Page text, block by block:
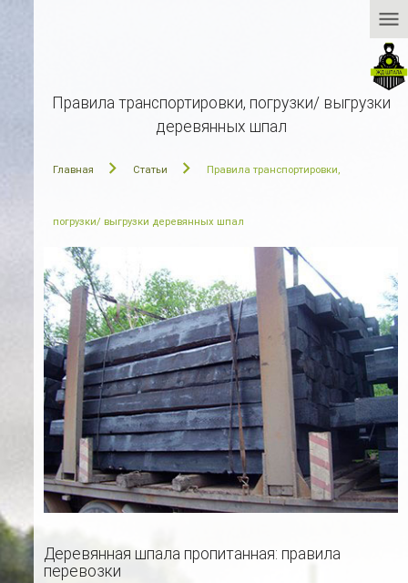
menu
Правила транспортировки, погрузки/ выгрузки
деревянных шпал
Главная Статьи Правила транспортировки,
погрузки/ выгрузки деревянных шпал
Деревянная шпала пропитанная: правила
перевозки